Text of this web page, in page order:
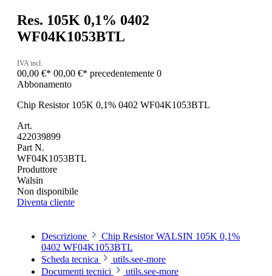
Res. 105K 0,1% 0402
WF04K1053BTL
IVA incl.
00,00 €* 00,00 €* precedentemente 0
Abbonamento
Chip Resistor 105K 0,1% 0402 WF04K1053BTL
Art.
422039899
Part N.
WF04K1053BTL
Produttore
Walsin
Non disponibile
Diventa cliente
Descrizione
Chip Resistor WALSIN 105K 0,1%
0402 WF04K1053BTL
Scheda tecnica
utils.see-more
Documenti tecnici
utils.see-more